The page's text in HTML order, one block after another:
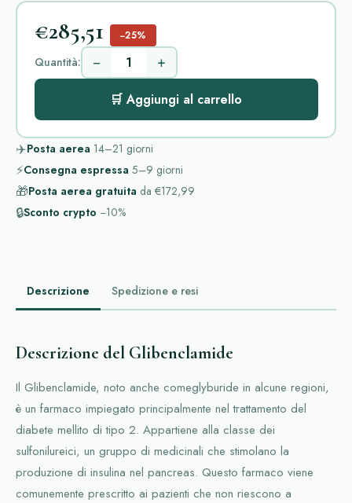
€285,51 −25%
Quantità: − +
🛒 Aggiungi al carrello
✈️Posta aerea 14–21 giorni
⚡Consegna espressa 5–9 giorni
🎁Posta aerea gratuita da €172,99
🔒Sconto crypto −10%
Descrizione Spedizione e resi
Descrizione del Glibenclamide
Il Glibenclamide, noto anche comeglyburide in alcune regioni,
è un farmaco impiegato principalmente nel trattamento del
diabete mellito di tipo 2. Appartiene alla classe dei
sulfonilureici, un gruppo di medicinali che stimolano la
produzione di insulina nel pancreas. Questo farmaco viene
comunemente prescritto ai pazienti che non riescono a